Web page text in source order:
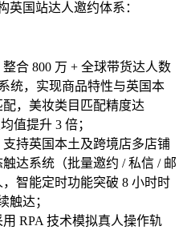
英国站达人邀约体系：
整合 800 万 + 全球带货达人数
统，实现商品特性与英国本
，美妆类目匹配精度达
值提升 3 倍；
支持英国本土及跨境店多店铺
达系统（批量邀约 / 私信 / 邮
智能定时功能突破 8 小时时
触达；
用 RPA 技术模拟真人操作轨